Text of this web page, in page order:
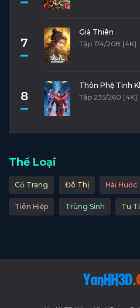
7
Già Thiên
Tập 174/208 [4K]
8
Thôn Phệ Tinh
Tập 235/260 [4K]
Thể Loại
Cổ Trang Đô Thị Hài Hước
Tiên Hiệp Trùng Sinh Tu